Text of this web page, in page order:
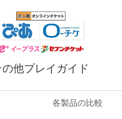
の他プレイガイド
各製品の比較